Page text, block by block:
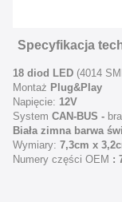
Specyfikacja
18 diod LED (4014
Montaż Plug&Play
Napięcie: 12V
System CAN-BUS -
Biała zimna barwa
Wymiary: 7,3cm x
Numery części OEM :